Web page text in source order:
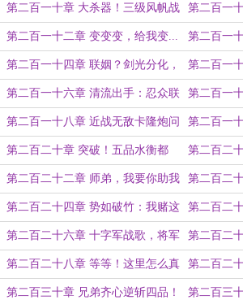
（求票）
第二百一十章 大杀器！三级风帆战
列舰！
第二百一
成！
第二百一十二章 变变变，给我变...
一级舰！
第二百一
世界的第一
第二百一十四章 联姻？剑光分化，
一票否决！
第二百一
众突袭！
第二百一十六章 清流出手：忍众联
军，主岛来敌！
第二百一
内皆为税
第二百一十八章 近战无敌卡隆炮问
世！
第二百一
开
第二百二十章 突破！五品水衡都
尉！
第二百二
鳞兵！
第二百二十二章 师弟，我要你助我
修行！
第二百二
霸
第二百二十四章 势如破竹：我赌这
条河里没有洪水！
第二百二
神！（求票
第二百二十六章 十字军战歌，将军
令发威
第二百二
战舰，文明
第二百二十八章 等等！这里怎么真
有一座城？？？
第二百二
时候穿步人
第二百三十章 兄弟齐心逆斩四品！ 第二百三